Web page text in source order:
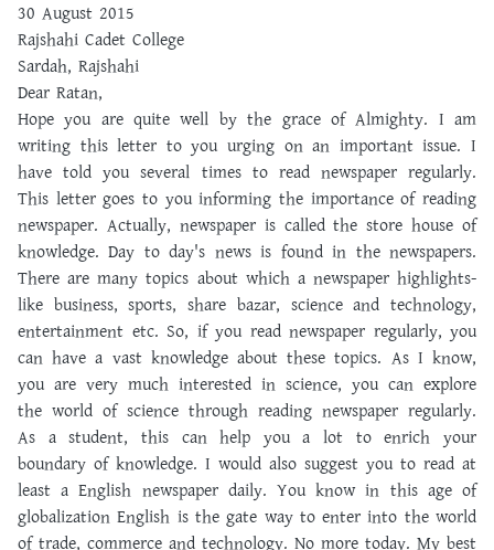
30 August 2015
Rajshahi Cadet College
Sardah, Rajshahi
Dear Ratan,
Hope you are quite well by the grace of Almighty. I am
writing this letter to you urging on an important issue. I
have told you several times to read newspaper regularly.
This letter goes to you informing the importance of reading
newspaper. Actually, newspaper is called the store house of
knowledge. Day to day's news is found in the newspapers.
There are many topics about which a newspaper highlights-
like business, sports, share bazar, science and technology,
entertainment etc. So, if you read newspaper regularly, you
can have a vast knowledge about these topics. As I know,
you are very much interested in science, you can explore
the world of science through reading newspaper regularly.
As a student, this can help you a lot to enrich your
boundary of knowledge. I would also suggest you to read at
least a English newspaper daily. You know in this age of
globalization English is the gate way to enter into the world
of trade, commerce and technology. No more today. My best